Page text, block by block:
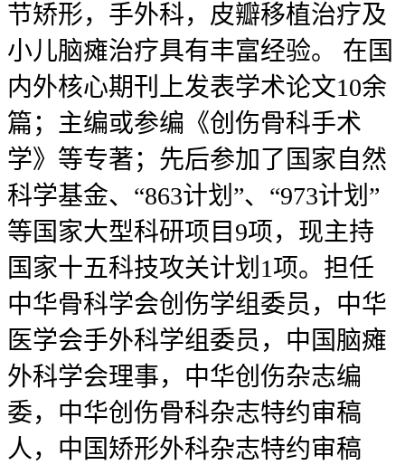
节矫形，手外科，皮瓣移植治疗及
小儿脑瘫治疗具有丰富经验。 在国
内外核心期刊上发表学术论文10余
篇；主编或参编《创伤骨科手术
学》等专著；先后参加了国家自然
科学基金、“863计划”、“973计划”
等国家大型科研项目9项，现主持
国家十五科技攻关计划1项。担任
中华骨科学会创伤学组委员，中华
医学会手外科学组委员，中国脑瘫
外科学会理事，中华创伤杂志编
委，中华创伤骨科杂志特约审稿
人，中国矫形外科杂志特约审稿